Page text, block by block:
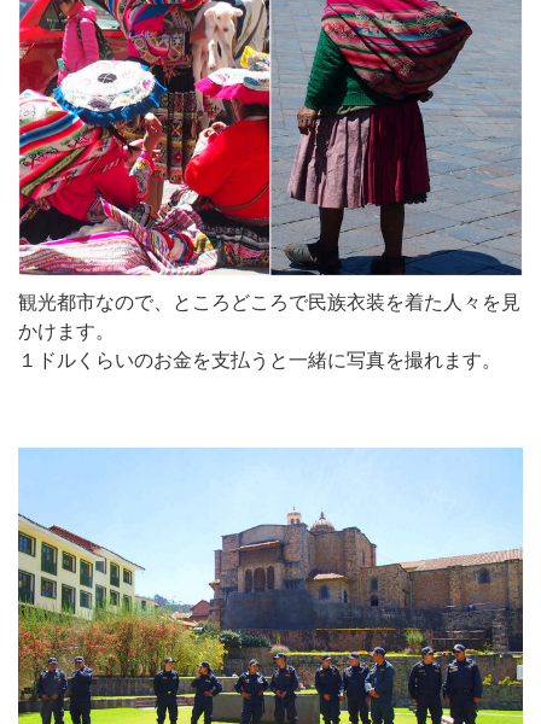
観光都市なので、ところどころで民族衣装を着た人々を見
かけます。
１ドルくらいのお金を支払うと一緒に写真を撮れます。